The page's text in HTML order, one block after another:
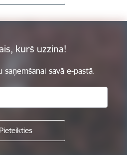
kurš uzzina!
saņemšanai savā e-pastā.